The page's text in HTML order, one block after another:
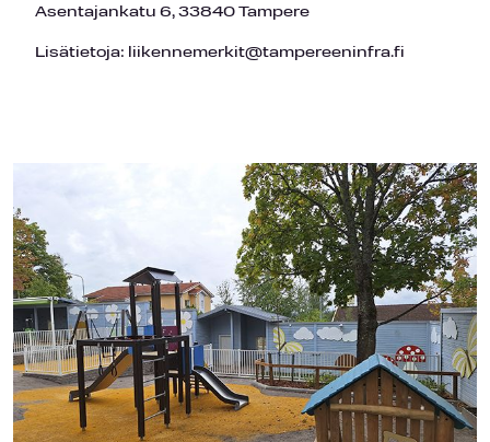
Asentajankatu 6, 33840 Tampere
Lisätietoja: liikennemerkit@tampereeninfra.fi